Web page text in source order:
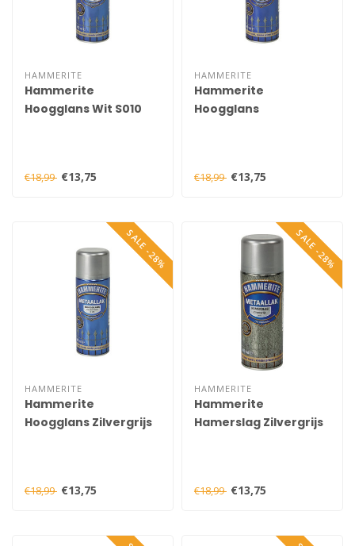
HAMMERITE
Hammerite
Hoogglans Wit S010
€18,99 €13,75
HAMMERITE
Hammerite
Hoogglans
€18,99 €13,75
SALE -28%
HAMMERITE
Hammerite
Hoogglans Zilvergrijs
€18,99 €13,75
SALE -28%
HAMMERITE
Hammerite
Hamerslag Zilvergrijs
€18,99 €13,75